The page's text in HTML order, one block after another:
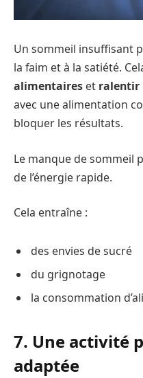
Un sommeil insuffisant
la faim et à la satiété.
alimentaires et ralentir
avec une alimentation
bloquer les résultats.
Le manque de sommeil
de l’énergie rapide.
Cela entraîne :
des envies de sucré
du grignotage
la consommation
7. Une activité
adaptée